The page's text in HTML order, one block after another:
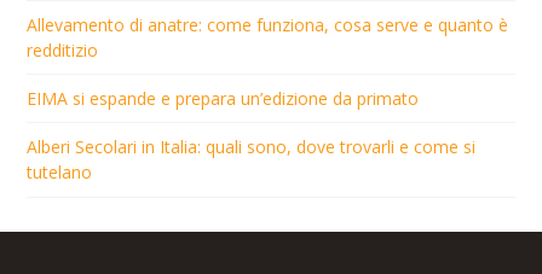
Allevamento di anatre: come funziona, cosa serve e quanto è
redditizio
EIMA si espande e prepara un’edizione da primato
Alberi Secolari in Italia: quali sono, dove trovarli e come si
tutelano